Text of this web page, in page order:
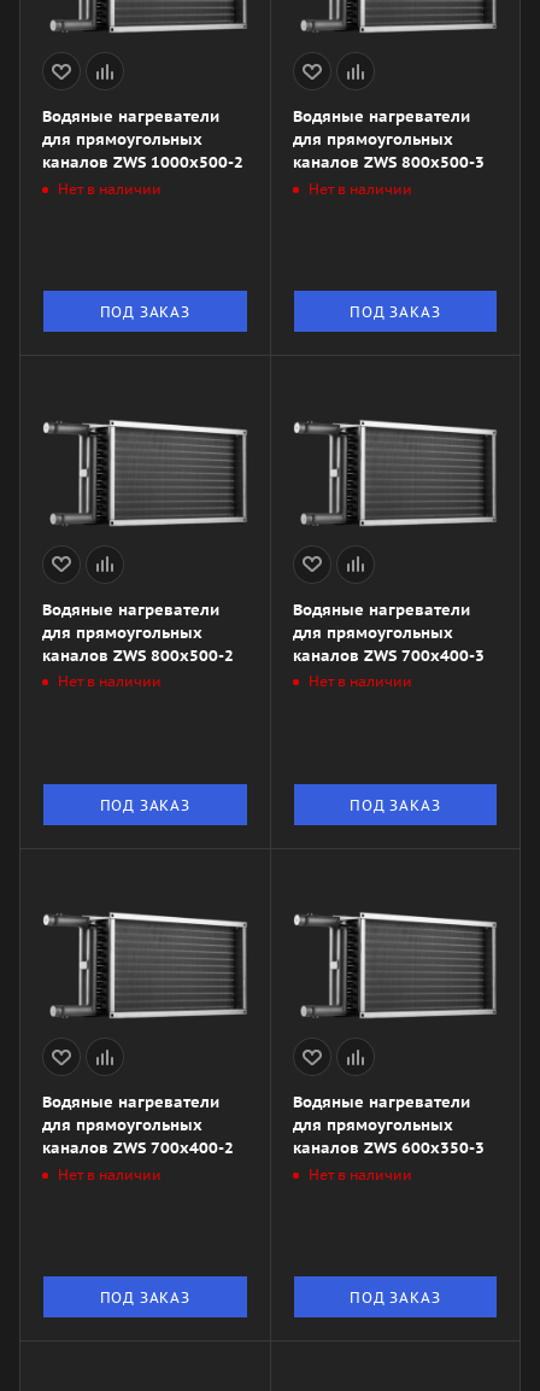
Водяные нагреватели
для прямоугольных
каналов ZWS 1000x500-2
Нет в наличии
ПОД ЗАКАЗ
Водяные нагреватели
для прямоугольных
каналов ZWS 800x500-3
Нет в наличии
ПОД ЗАКАЗ
Водяные нагреватели
для прямоугольных
каналов ZWS 800x500-2
Нет в наличии
ПОД ЗАКАЗ
Водяные нагреватели
для прямоугольных
каналов ZWS 700x400-3
Нет в наличии
ПОД ЗАКАЗ
Водяные нагреватели
для прямоугольных
каналов ZWS 700x400-2
Нет в наличии
ПОД ЗАКАЗ
Водяные нагреватели
для прямоугольных
каналов ZWS 600x350-3
Нет в наличии
ПОД ЗАКАЗ